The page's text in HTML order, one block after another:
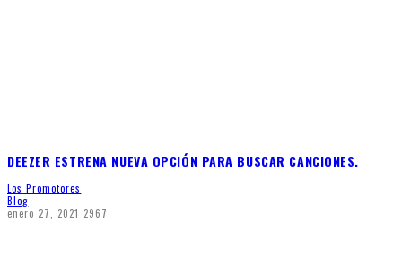
DEEZER ESTRENA NUEVA OPCIÓN PARA BUSCAR CANCIONES.
Los Promotores
Blog
enero 27, 2021 2967